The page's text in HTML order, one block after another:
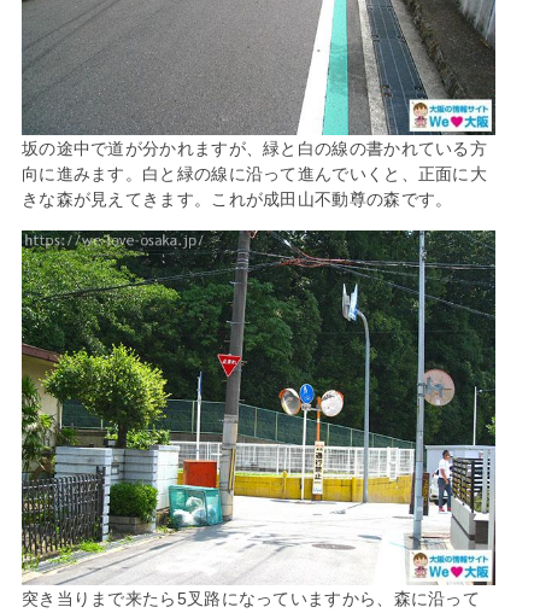
坂の途中で道が分かれますが、緑と白の線の書かれている方
向に進みます。白と緑の線に沿って進んでいくと、正面に大
きな森が見えてきます。これが成田山不動尊の森です。
突き当りまで来たら5叉路になっていますから、森に沿って